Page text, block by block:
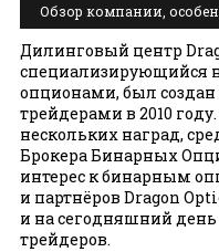
Обзор компании,
Options
Дилинговый центр
специализирующийся
опционами, был
трейдерами в 2010
нескольких наград,
Брокера Бинарных
интерес к бинарным
и партнёров Dragon
и на сегодняшний
трейдеров.